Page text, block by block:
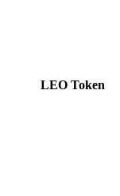
LEO Token